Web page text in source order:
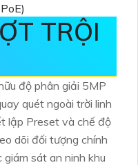
TRỘI
độ phân giải 5MP
quét ngoài trời linh
lập Preset và chế độ
dõi đối tượng chính
sát an ninh khu